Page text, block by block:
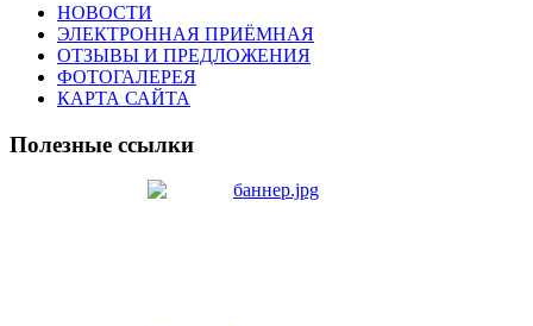
НОВОСТИ
ЭЛЕКТРОННАЯ ПРИЁМНАЯ
ОТЗЫВЫ И ПРЕДЛОЖЕНИЯ
ФОТОГАЛЕРЕЯ
КАРТА САЙТА
Полезные ссылки